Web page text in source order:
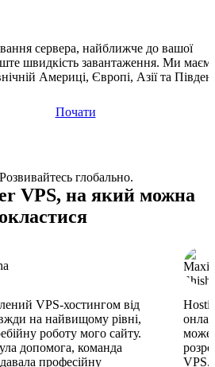
сервера, найближче до вашої
швидкість завантаження. Ми
Америці, Європі, Азії та
Почати
VPS, на який можна
VPS-хостингом від
на найвищому рівні,
роботу мого сайту.
допомога, команда
професійну
може
VPS.